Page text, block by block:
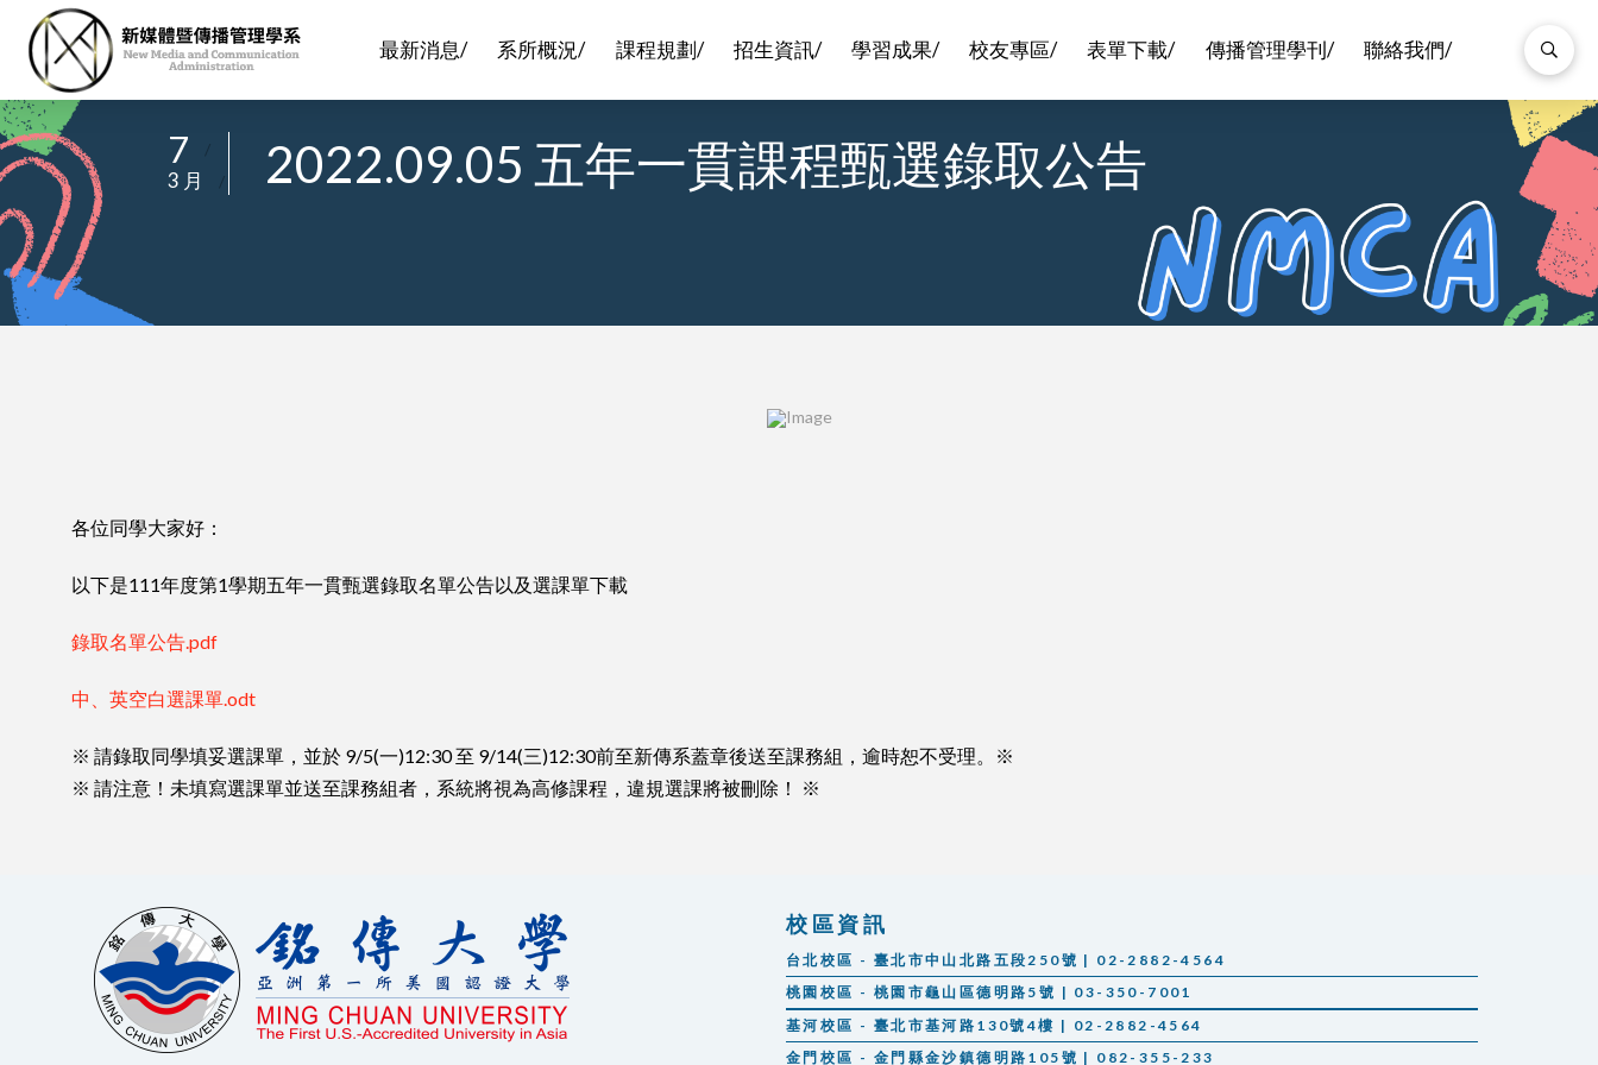
最新消息/ 系所概況/ 課程規劃/ 招生資訊/ 學習成果/ 校友專區/ 表單下載/ 傳播管理學刊/ 聯絡我們/
7 /
3 月 / 2022.09.05 五年一貫課程甄選錄取公告
各位同學大家好：
以下是111年度第1學期五年一貫甄選錄取名單公告以及選課單下載
錄取名單公告.pdf
中、英空白選課單.odt
※ 請錄取同學填妥選課單，並於 9/5(一)12:30 至 9/14(三)12:30前至新傳系蓋章後送至課務組，逾時恕不受理。※
※ 請注意！未填寫選課單並送至課務組者，系統將視為高修課程，違規選課將被刪除！ ※
校區資訊
台北校區 - 臺北市中山北路五段250號 | 02-2882-4564
桃園校區 - 桃園市龜山區德明路5號 | 03-350-7001
基河校區 - 臺北市基河路130號4樓 | 02-2882-4564
金門校區 - 金門縣金沙鎮德明路105號 | 082-355-233